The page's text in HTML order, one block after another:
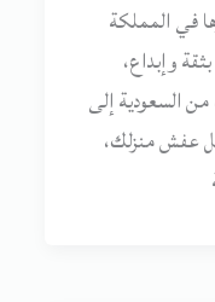
في المملكة
وإبداع،
السعودية إلى
عفش منزلك،